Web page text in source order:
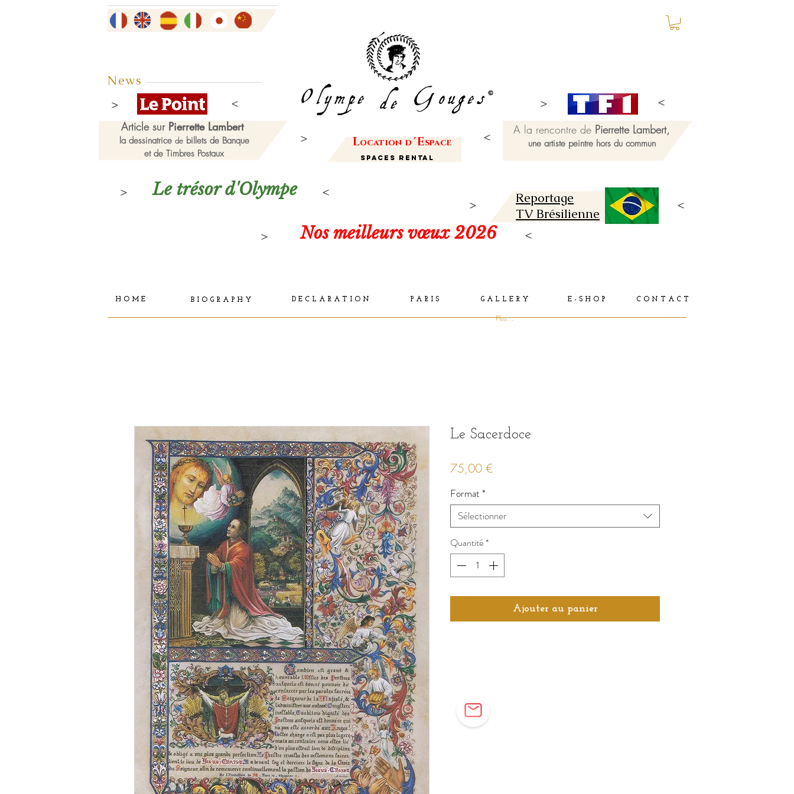
News
Article sur Pierrette Lambert
la dessinatrice debillets de Banque
et de Timbres Postaux
Location d'Espace
Spaces Rental
A la rencontre de Pierrette Lambert,
une artiste peintre hors du commun
Le trésor d'Olympe
Reportage
TV Brésilienne
Nos meilleurs vœux 2026
H O M E B I O G R A P H Y D E C L A R A T I O N P A R I S E - S H O P C O N T A C T
G A L L E R Y
Plus...
Le Sacerdoce
75,00 €Prix
Format *
Sélectionner
Quantité*
Ajouter au panier